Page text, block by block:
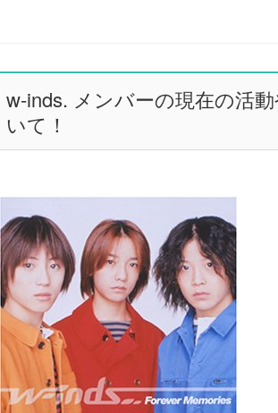
w-inds. メンバーの現在の活
いて！